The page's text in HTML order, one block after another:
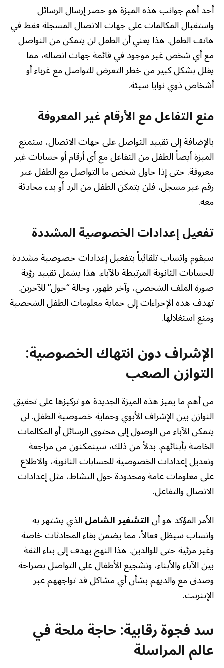
أحد أهم جوانب هذه الميزة هو حصر إرسال الرسائل
واستقبال المكالمات على جهات الاتصال المسجلة فقط في
هاتف الطفل. هذا يعني أن الطفل لن يتمكن من التواصل
مع أي شخص غير موجود في قائمة جهات اتصاله، مما
يقلل بشكل كبير من خطر التعرض للتواصل مع غرباء أو
أشخاص ذوي نوايا سيئة.
منع التفاعل مع الأرقام غير المعروفة
بالإضافة إلى تقييد التواصل على جهات الاتصال، ستمنع
الميزة أيضاً الطفل من التفاعل مع أي أرقام أو حسابات غير
معروفة. حتى إذا حاول شخص ما التواصل مع الطفل عبر
رقم غير مسجل، فلن يتمكن الطفل من الرد أو بدء محادثة
معه.
تفعيل إعدادات الخصوصية المشددة
سيقوم واتساب تلقائياً بتفعيل إعدادات خصوصية مشددة
للحسابات الثانوية المرتبطة بالآباء. هذا يشمل تقييد رؤية
صورة الملف الشخصي، وآخر ظهور، وحالة “حول” للآخرين.
تهدف هذه الإجراءات إلى حماية معلومات الطفل الشخصية
ومنع استغلالها.
الإشراف دون انتهاك الخصوصية:
التوازن الصعب
من أهم ما يميز هذه الميزة الجديدة هو تركيزها على تحقيق
التوازن بين الإشراف الأبوي وحماية خصوصية الطفل. لن
يتمكن الآباء من الوصول إلى محتوى الرسائل أو المكالمات
الخاصة بأبنائهم. بدلاً من ذلك، سيتمكنون من مراجعة
وتعديل إعدادات الخصوصية للحسابات الثانوية، والاطلاع
على معلومات عامة ومحدودة حول النشاط، مثل إعدادات
الاتصال والتفاعل.
الأمر المؤكد هو أنالتشفير الشاملالذي يشتهر به
واتساب سيظل فعالاً، مما يضمن بقاء المحادثات خاصة
وغير مرئية حتى للوالدين. هذا النهج يهدف إلى بناء الثقة
بين الآباء والأبناء، وتشجيع الأطفال على التواصل بصراحة
وصدق مع والديهم بشأن أي مشاكل قد تواجههم عبر
الإنترنت.
سد فجوة رقابية: حاجة ملحة في
عالم المراسلة